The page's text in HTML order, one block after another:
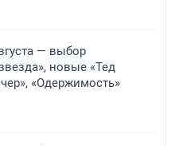
— выбор
новые «Тед
«Одержимость»